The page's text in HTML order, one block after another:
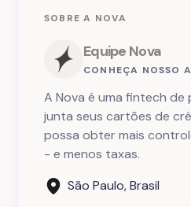
SOBRE A NOVA
Equipe Nova
CONHEÇA NOSSO
A Nova é uma fintech de
junta seus cartões de
possa obter mais
- e menos taxas.
São Paulo, Brasil